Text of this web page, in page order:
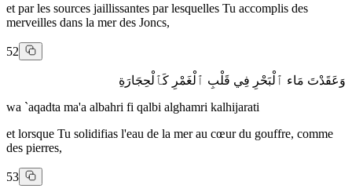
et par les sources jaillissantes par lesquelles Tu accomplis des
merveilles dans la mer des Joncs,
52
وَعَقَدْتَ مَاء ٱلْبَحْرِ فِي قَلْبِ ٱلْغَمْرِ كَٱلْحِجَارَةِ
wa `aqadta ma'a albahri fi qalbi alghamri kalhijarati
et lorsque Tu solidifias l'eau de la mer au cœur du gouffre, comme
des pierres,
53